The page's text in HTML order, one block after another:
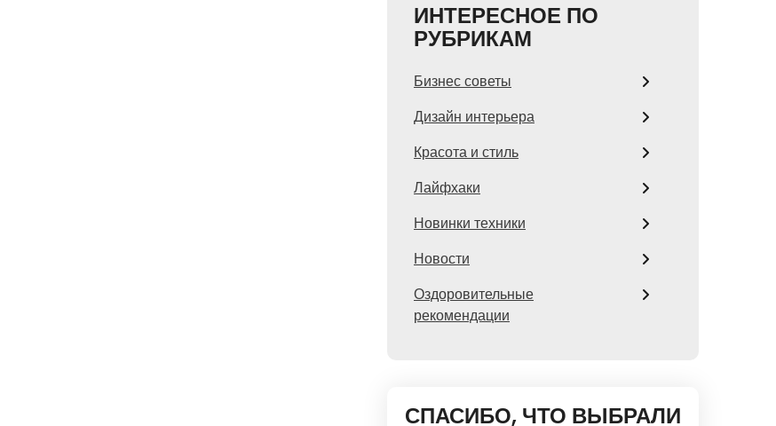
ИНТЕРЕСНОЕ ПО
РУБРИКАМ
Бизнес советы
Дизайн интерьера
Красота и стиль
Лайфхаки
Новинки техники
Новости
Оздоровительные
рекомендации
СПАСИБО, ЧТО ВЫБРАЛИ